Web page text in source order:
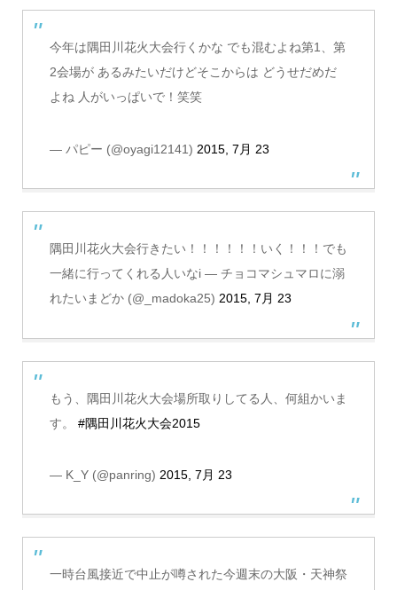
今年は隅田川花火大会行くかな でも混むよね第1、第
2会場が あるみたいだけどそこからは どうせだめだ
よね 人がいっぱいで！笑笑
— パピー (@oyagi12141) 2015, 7月 23
隅田川花火大会行きたい！！！！！！いく！！！でも
一緒に行ってくれる人いなi — チョコマシュマロに溺
れたいまどか (@_madoka25) 2015, 7月 23
もう、隅田川花火大会場所取りしてる人、何組かいま
す。 #隅田川花火大会2015
— K_Y (@panring) 2015, 7月 23
一時台風接近で中止が噂された今週末の大阪・天神祭